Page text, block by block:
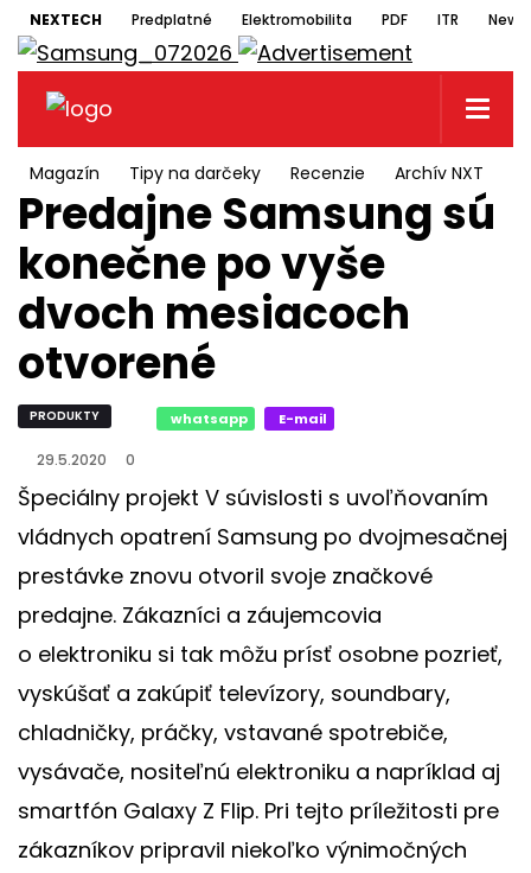
NEXTECH Predplatné Elektromobilita PDF ITR
Magazín Tipy na darčeky Recenzie Archív NXT
Predajne Samsung sú
konečne po vyše
dvoch mesiacoch
otvorené
PRODUKTY whatsapp E-mail
29.5.2020 0
Špeciálny projekt V súvislosti s uvoľňovaním
vládnych opatrení Samsung po dvojmesačnej
prestávke znovu otvoril svoje značkové
predajne. Zákazníci a záujemcovia
o elektroniku si tak môžu prísť osobne pozrieť,
vyskúšať a zakúpiť televízory, soundbary,
chladničky, práčky, vstavané spotrebiče,
vysávače, nositeľnú elektroniku a napríklad aj
smartfón Galaxy Z Flip. Pri tejto príležitosti pre
zákazníkov pripravil niekoľko výnimočných